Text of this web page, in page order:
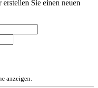
Sie einen neuen
anzeigen.